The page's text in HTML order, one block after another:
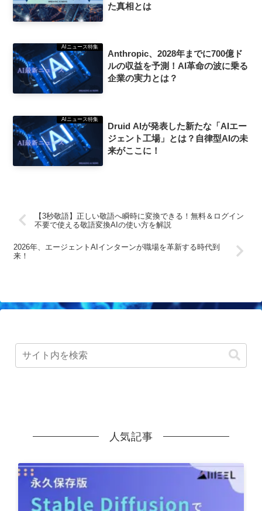
た真相とは
AIニュース特集
Anthropic、2028年までに700億ド
ルの収益を予測！AI革命の波に乗る
企業の実力とは？
AIニュース特集
Druid AIが発表した新たな「AIエー
ジェント工場」とは？自律型AIの未
来がここに！
【3秒敬語】正しい敬語へ瞬時に変換できる！無料＆ログイン
不要で使える敬語変換AIの使い方を解説
2026年、エージェントAIインターンが職場を革新する時代到
来！
人気記事